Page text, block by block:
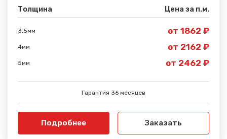
Толщина Цена за п.м.
3,5мм от 1862 ₽
4мм от 2162 ₽
5мм от 2462 ₽
Гарантия 36 месяцев
Подробнее Заказать
Спасибо за обращение, наш специалист свяжется с